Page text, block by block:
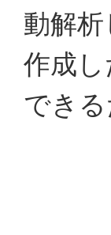
動解
作成
でき